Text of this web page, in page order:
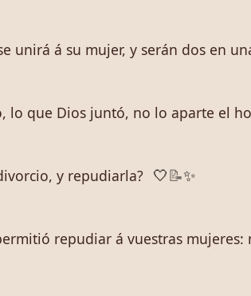
unirá á su mujer, y serán dos en
lo que Dios juntó, no lo aparte el
y repudiarla? 🤍 📝✨
repudiar á vuestras